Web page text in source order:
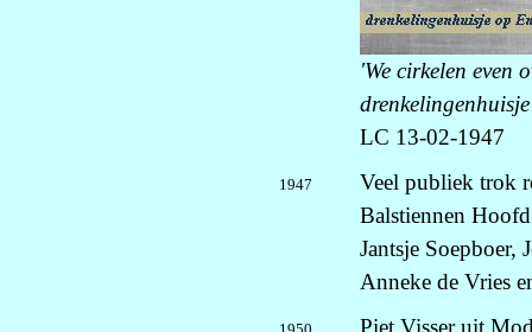
'We cirkelen even
LC 13-02-1947
1947
Veel publiek trok
Balstiennen
Jantsje Soepboer,
Anneke de Vries
Piet Visser uit